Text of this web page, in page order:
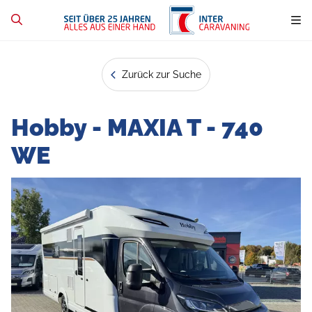
Zurück zur Suche
Hobby - MAXIA T - 740
WE